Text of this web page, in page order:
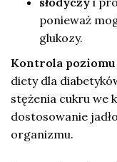
ponieważ
glukozy.
Kontrola
diety dla
stężenia cukru we
dostosowanie
organizmu.